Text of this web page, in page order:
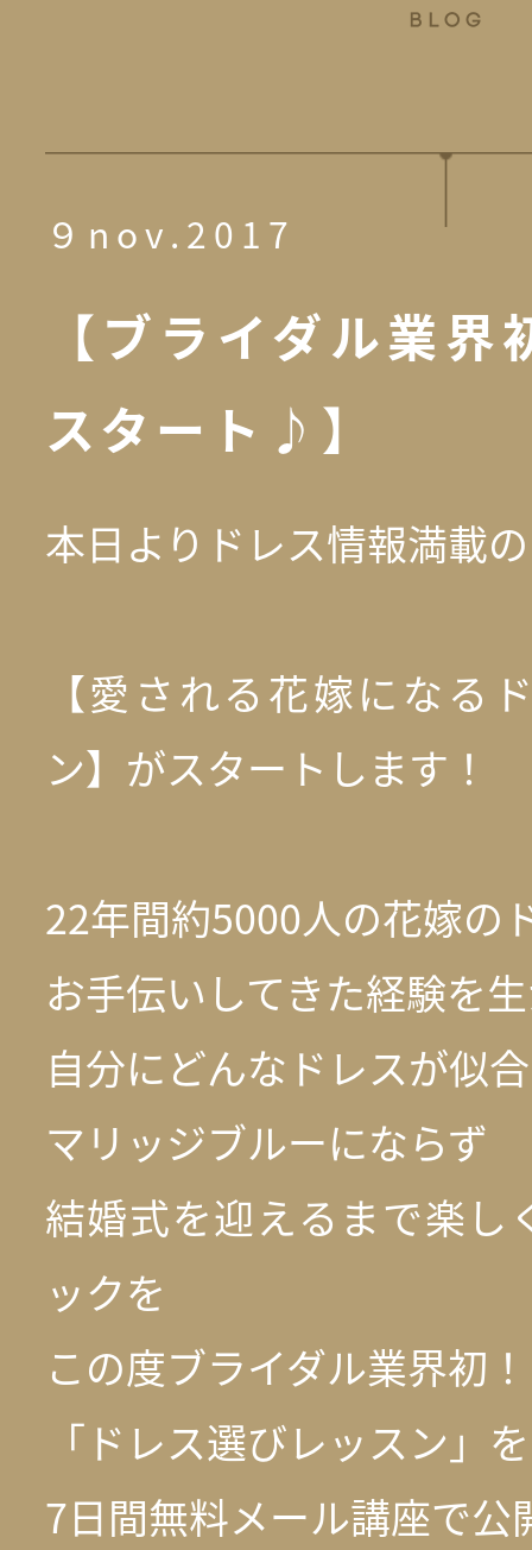
９nov.2017
【ブライダル業
スタート♪】
本日よりドレス情報満載
【愛される花嫁になる
ン】がスタートします！
22年間約5000人の花嫁の
お手伝いしてきた経験を
自分にどんなドレスが似
マリッジブルーにならず
結婚式を迎えるまで楽し
ックを
この度ブライダル業界初
「ドレス選びレッスン」を
7日間無料メール講座で公